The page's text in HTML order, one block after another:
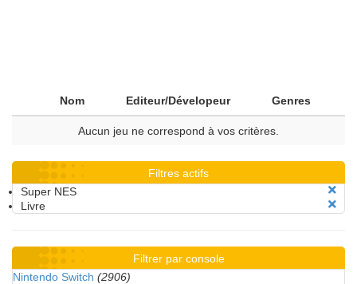
Nom Editeur/Dévelopeur Genres
Aucun jeu ne correspond à vos critères.
Filtres actifs
Super NES
Livre
Filtrer par console
Nintendo Switch (2906)